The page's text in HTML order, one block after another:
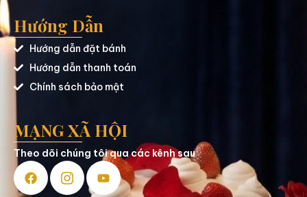
Hướng Dẫn
Hướng dẫn đặt bánh
Hướng dẫn thanh toán
Chính sách bảo mật
MẠNG XÃ HỘI
Theo dõi chúng tôi qua các kênh sau